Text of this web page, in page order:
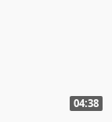
04:38